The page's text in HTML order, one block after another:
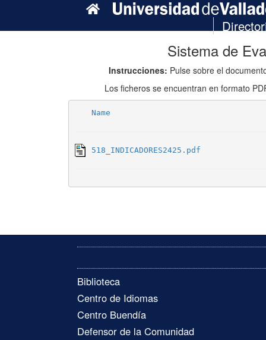
Sistema de
Instrucciones: Pulse sobre el
Los ficheros se encuentran en formato
Name
518_INDICADORES2425.pdf
Biblioteca
Centro de Idiomas
Centro Buendía
Defensor de la Comunidad